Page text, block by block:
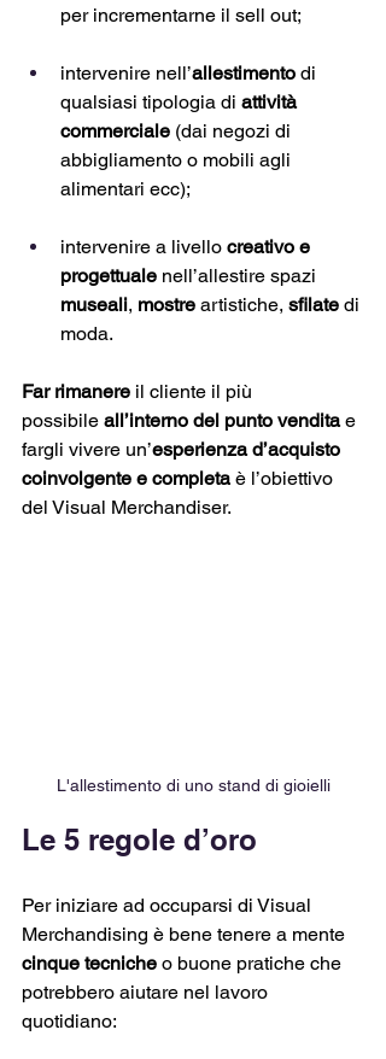
per incrementarne il sell out;
intervenire nell’allestimento di
qualsiasi tipologia di attività
commerciale (dai negozi di
abbigliamento o mobili agli
alimentari ecc);
intervenire a livello creativo e
progettuale nell’allestire spazi
museali, mostre artistiche, sfilate di
moda.
Far rimanere il cliente il più
possibile all’interno del punto vendita e
fargli vivere un’esperienza d’acquisto
coinvolgente e completa è l’obiettivo
del Visual Merchandiser.
L'allestimento di uno stand di gioielli
Le 5 regole d’oro
Per iniziare ad occuparsi di Visual
Merchandising è bene tenere a mente
cinque tecniche o buone pratiche che
potrebbero aiutare nel lavoro
quotidiano: